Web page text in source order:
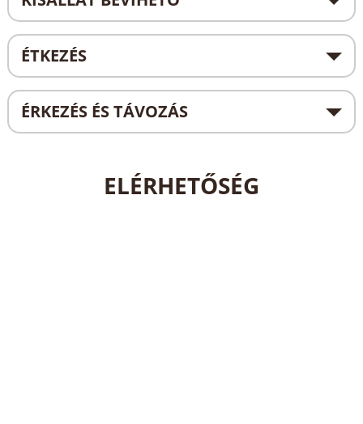
ÉTKEZÉS
ÉRKEZÉS ÉS TÁVOZÁS
ELÉRHETŐSÉG